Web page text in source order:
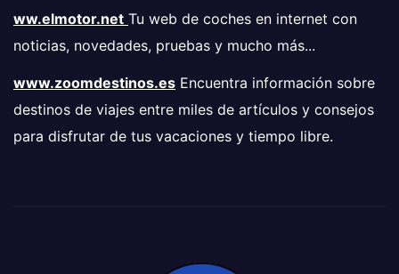
ww.elmotor.net Tu web de coches en internet con
noticias, novedades, pruebas y mucho más...
www.zoomdestinos.es Encuentra información sobre
destinos de viajes entre miles de artículos y consejos
para disfrutar de tus vacaciones y tiempo libre.